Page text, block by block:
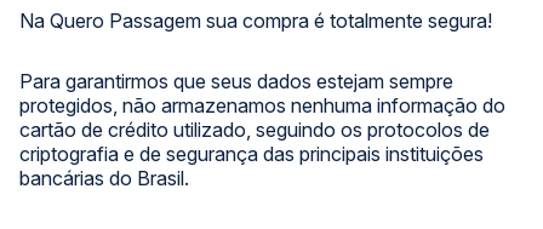
Na Quero Passagem sua compra é totalmente segura!
Para garantirmos que seus dados estejam sempre
protegidos, não armazenamos nenhuma informação do
cartão de crédito utilizado, seguindo os protocolos de
criptografia e de segurança das principais instituições
bancárias do Brasil.